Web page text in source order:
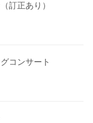
訂正あり）
コンサート